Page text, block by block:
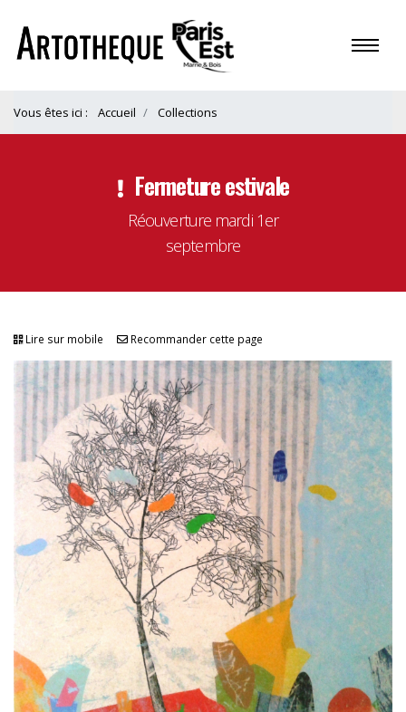
Vous êtes ici : Accueil Collections
Fermeture estivale
Réouverture mardi 1er
septembre
Lire sur mobile Recommander cette page